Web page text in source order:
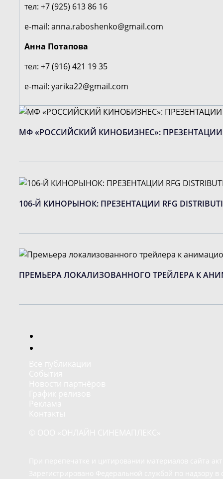
тел: +7 (925) 613 86 16
e-mail: anna.raboshenko@gmail.com
Анна Потапова
тел: +7 (916) 421 19 35
e-mail: yarika22@gmail.com
МФ «РОССИЙСКИЙ КИНОБИЗНЕС»:
106-Й КИНОРЫНОК: ПРЕЗЕНТАЦИИ RFG
ПРЕМЬЕРА ЛОКАЛИЗОВАННОГО ТРЕЙЛЕРА К